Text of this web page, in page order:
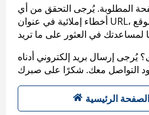
المطلوبة. يُرجى التحقق من أي
أخطاء إملائية في عنوان URL، أو عرض خريطة الموقع
إرسال بريد إلكتروني أدناه
الرئيسية